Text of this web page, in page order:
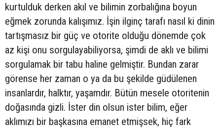
kurtulduk derken akıl ve bilimin zorbalığına boyun
eğmek zorunda kalışımız. İşin ilginç tarafı nasıl ki dinin
tartışmasız bir güç ve otorite olduğu dönemde çok
az kişi onu sorgulayabiliyorsa, şimdi de aklı ve bilimi
sorgulamak bir tabu haline gelmiştir. Bundan zarar
görense her zaman o ya da bu şekilde güdülenen
insanlardır, halktır, yaşamdır. Bütün mesele otoritenin
doğasında gizli. İster din olsun ister bilim, eğer
aklımızı bir başkasına emanet etmişsek, hiç fark